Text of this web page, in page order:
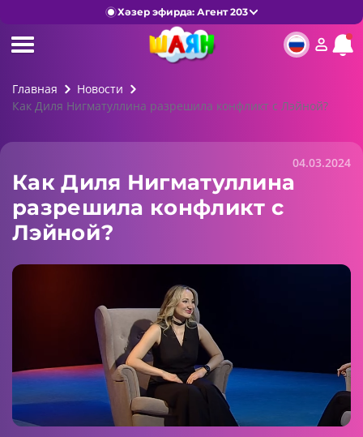
Хәзер эфирда: Агент 203
Главная
Новости
Как Диля Нигматуллина разрешила конфликт с Лэйной?
04.03.2024
Как Диля Нигматуллина
разрешила конфликт с
Лэйной?